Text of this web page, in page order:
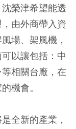
榮津希望能透
由外商帶入資
場、架風機，
以讓包括：中
相關台廠，在
機會。
全新的產業，